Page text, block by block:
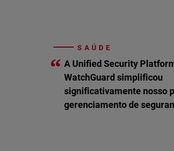
SAÚDE
“ A Unified Security
WatchGuard simplificou
significativamente nosso
gerenciamento de